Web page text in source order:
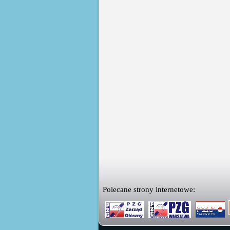
Polecane strony internetowe: